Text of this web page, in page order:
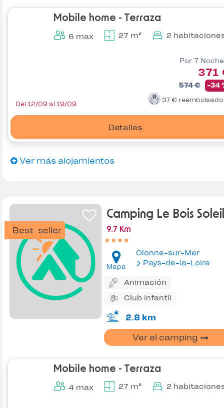
Mobile home - Terraza
6 max 27 m² 2
Por 7
371
574 € -34
37 € reembolsado
Detalles
Del 12/09 al 19/09
Ver más alojamientos
Best-seller
Camping Le Bois Soleil
9.7 Km
Mapa
Olonne-sur-Mer
Pays-de-la-Loire
Animación
Club infantil
2.8 km
Ver el camping
Mobile home - Terraza
4 max 27 m² 2